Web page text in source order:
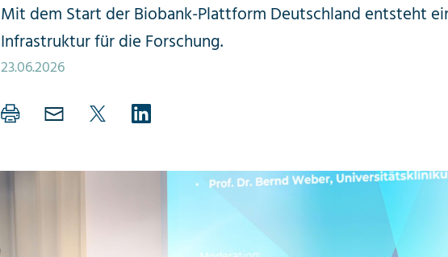
Mit dem Start der Biobank-Plattform Deutschland entsteht
Infrastruktur für die Forschung.
23.06.2026